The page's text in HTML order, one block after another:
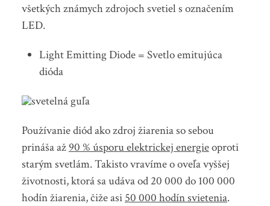
všetkých známych zdrojoch svetiel s označením
LED.
Light Emitting Diode = Svetlo emitujúca
dióda
Používanie diód ako zdroj žiarenia so sebou
prináša až90 % úsporu elektrickej energieoproti
starým svetlám. Takisto vravíme o oveľa vyššej
životnosti, ktorá sa udáva od 20 000 do 100 000
hodín žiarenia, čiže asi 50 000 hodín svietenia.